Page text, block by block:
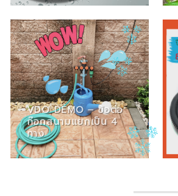
VDO DEMO – ข้อต่อ
ก๊อกสนามแยกเป็น 4
ทาง